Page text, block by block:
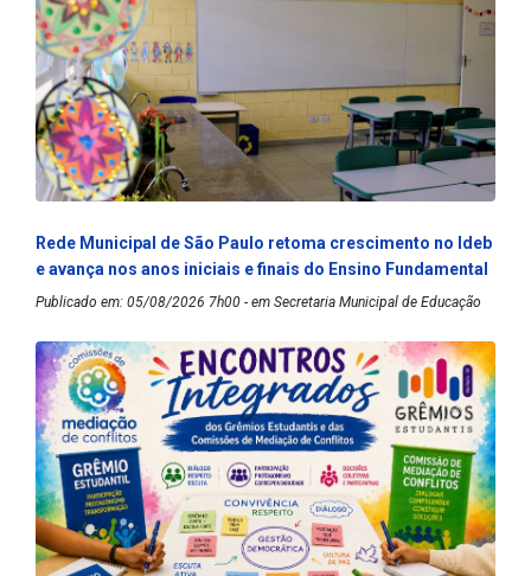
Rede Municipal de São Paulo retoma crescimento no Ideb
e avança nos anos iniciais e finais do Ensino Fundamental
Publicado em: 05/08/2026 7h00 - em Secretaria Municipal de Educação